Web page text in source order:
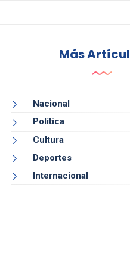
Más
Nacional
Política
Cultura
Deportes
Internacional